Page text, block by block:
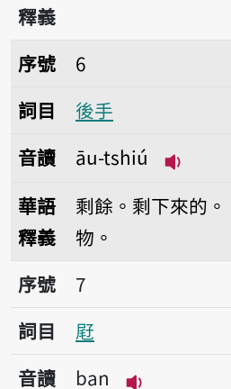
釋義
序號6後手
序號
6
詞目
後手
音讀
āu-tshiú
華語
釋義
剩餘。剩下來的。
物。
序號7屘
序號
7
詞目
屘
音讀
ban